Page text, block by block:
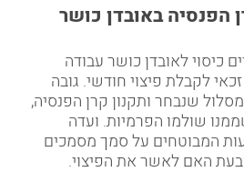
הפנסיה באובדן כושר
כיסוי לאובדן כושר עבודה
לקבלת פיצוי חודשי. גובה
שנבחר ותקנון קרן הפנסיה,
שולמו הפרמיות. ועדה
המבוטחים על סמך מסמכים
האם לאשר את הפיצוי.